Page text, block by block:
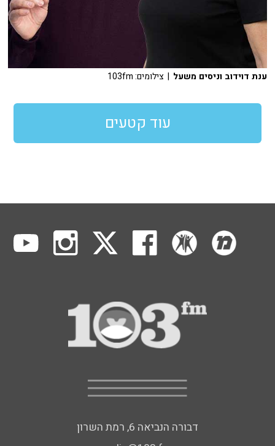
ענת דוידוב וניסים משעל | צילומים: 103fm
עוד קטעים
דבורה הנביאה 6, רמת השרון